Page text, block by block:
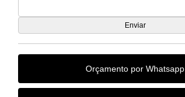
Orçamento por Whatsapp